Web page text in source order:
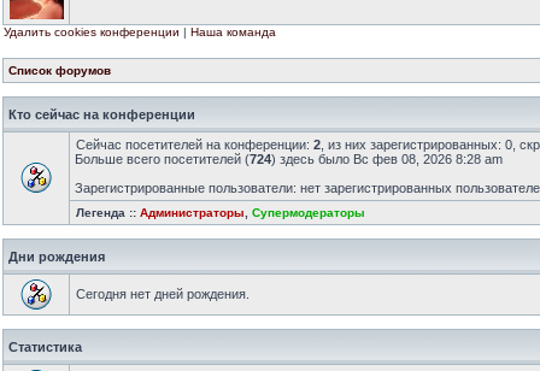
Удалить cookies конференции | Наша команда
Список форумов
Кто сейчас на конференции
Сейчас посетителей на конференции: 2 , из них зарегистрированных: 0,
Больше всего посетителей (724) здесь было Вс фев 08, 2026 8:28 am
Зарегистрированные пользователи: нет зарегистрированных
Легенда :: Администраторы Супермодераторы
Дни рождения
Сегодня нет дней рождения.
Статистика